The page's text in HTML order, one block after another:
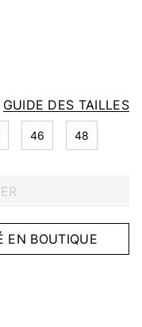
GUIDE DES TAILLES
46 48
EN BOUTIQUE